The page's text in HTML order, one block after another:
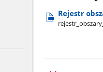
Rejestr